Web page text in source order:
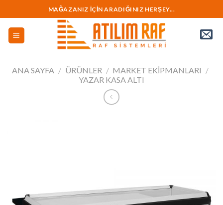
geç
MAĞAZANIZ İÇİN ARADIĞINIZ HERŞEY...
ANA SAYFA / ÜRÜNLER / MARKET EKİPMANLARI /
YAZAR KASA ALTI